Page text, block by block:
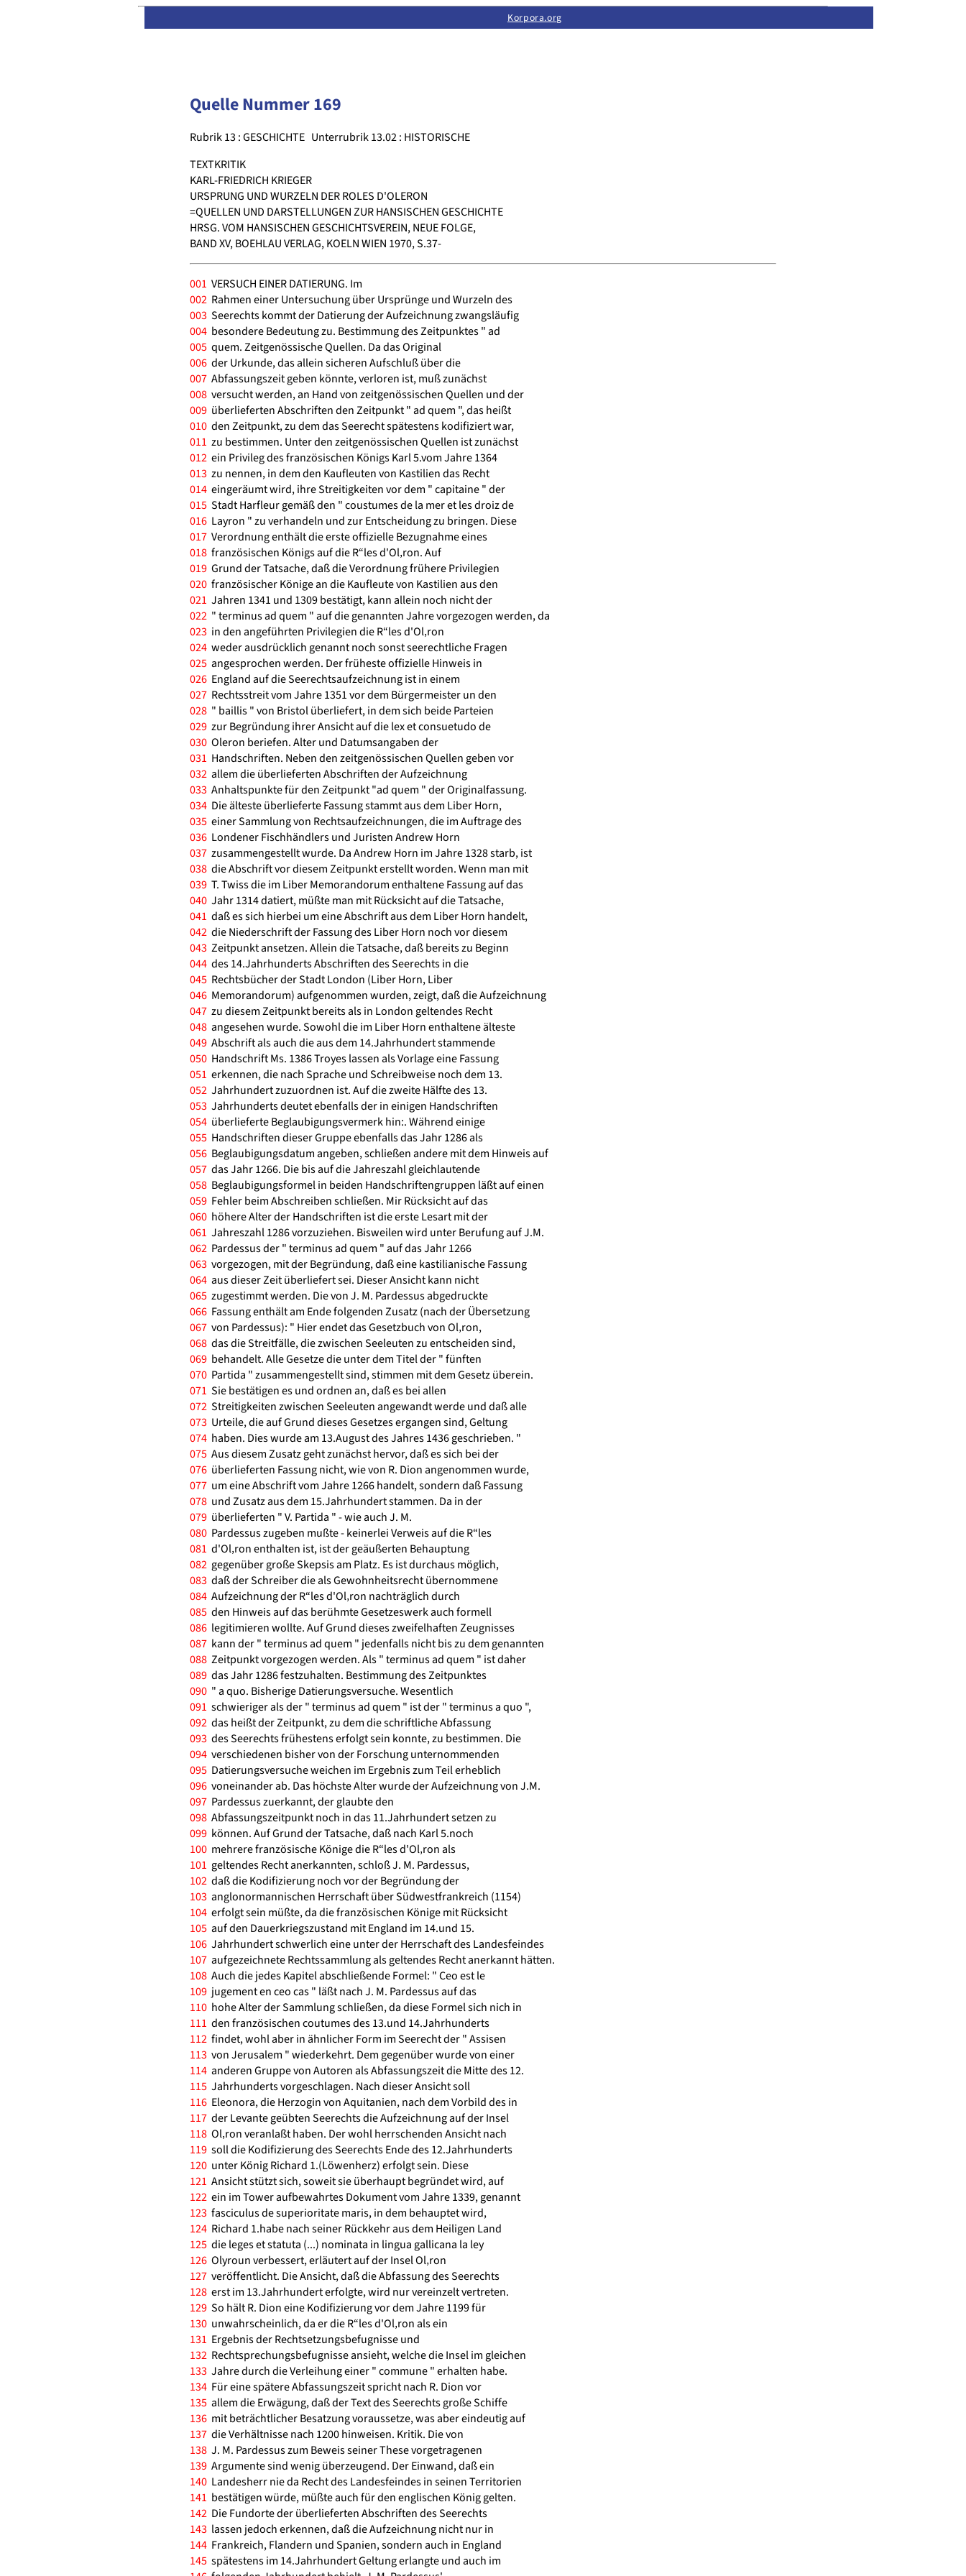
Feedback·Korpora.org
Quelle Nummer 169
Rubrik 13 : GESCHICHTE Unterrubrik 13.02 : HISTORISCHE
TEXTKRITIK
KARL-FRIEDRICH KRIEGER
URSPRUNG UND WURZELN DER ROLES D'OLERON
=QUELLEN UND DARSTELLUNGEN ZUR HANSISCHEN GESCHICHTE
HRSG. VOM HANSISCHEN GESCHICHTSVEREIN, NEUE FOLGE,
BAND XV, BOEHLAU VERLAG, KOELN WIEN 1970, S.37-
001 VERSUCH EINER DATIERUNG. Im
002 Rahmen einer Untersuchung über Ursprünge und Wurzeln des
003 Seerechts kommt der Datierung der Aufzeichnung zwangsläufig
004 besondere Bedeutung zu. Bestimmung des Zeitpunktes " ad
005 quem. Zeitgenössische Quellen. Da das Original
006 der Urkunde, das allein sicheren Aufschluß über die
007 Abfassungszeit geben könnte, verloren ist, muß zunächst
008 versucht werden, an Hand von zeitgenössischen Quellen und der
009 überlieferten Abschriften den Zeitpunkt " ad quem ", das heißt
010 den Zeitpunkt, zu dem das Seerecht spätestens kodifiziert war,
011 zu bestimmen. Unter den zeitgenössischen Quellen ist zunächst
012 ein Privileg des französischen Königs Karl 5.vom Jahre 1364
013 zu nennen, in dem den Kaufleuten von Kastilien das Recht
014 eingeräumt wird, ihre Streitigkeiten vor dem " capitaine " der
015 Stadt Harfleur gemäß den " coustumes de la mer et les droiz de
016 Layron " zu verhandeln und zur Entscheidung zu bringen. Diese
017 Verordnung enthält die erste offizielle Bezugnahme eines
018 französischen Königs auf die R“les d'Ol‚ron. Auf
019 Grund der Tatsache, daß die Verordnung frühere Privilegien
020 französischer Könige an die Kaufleute von Kastilien aus den
021 Jahren 1341 und 1309 bestätigt, kann allein noch nicht der
022 " terminus ad quem " auf die genannten Jahre vorgezogen werden, da
023 in den angeführten Privilegien die R“les d'Ol‚ron
024 weder ausdrücklich genannt noch sonst seerechtliche Fragen
025 angesprochen werden. Der früheste offizielle Hinweis in
026 England auf die Seerechtsaufzeichnung ist in einem
027 Rechtsstreit vom Jahre 1351 vor dem Bürgermeister un den
028 " baillis " von Bristol überliefert, in dem sich beide Parteien
029 zur Begründung ihrer Ansicht auf die lex et consuetudo de
030 Oleron beriefen. Alter und Datumsangaben der
031 Handschriften. Neben den zeitgenössischen Quellen geben vor
032 allem die überlieferten Abschriften der Aufzeichnung
033 Anhaltspunkte für den Zeitpunkt "ad quem " der Originalfassung.
034 Die älteste überlieferte Fassung stammt aus dem Liber Horn,
035 einer Sammlung von Rechtsaufzeichnungen, die im Auftrage des
036 Londener Fischhändlers und Juristen Andrew Horn
037 zusammengestellt wurde. Da Andrew Horn im Jahre 1328 starb, ist
038 die Abschrift vor diesem Zeitpunkt erstellt worden. Wenn man mit
039 T. Twiss die im Liber Memorandorum enthaltene Fassung auf das
040 Jahr 1314 datiert, müßte man mit Rücksicht auf die Tatsache,
041 daß es sich hierbei um eine Abschrift aus dem Liber Horn handelt,
042 die Niederschrift der Fassung des Liber Horn noch vor diesem
043 Zeitpunkt ansetzen. Allein die Tatsache, daß bereits zu Beginn
044 des 14.Jahrhunderts Abschriften des Seerechts in die
045 Rechtsbücher der Stadt London (Liber Horn, Liber
046 Memorandorum) aufgenommen wurden, zeigt, daß die Aufzeichnung
047 zu diesem Zeitpunkt bereits als in London geltendes Recht
048 angesehen wurde. Sowohl die im Liber Horn enthaltene älteste
049 Abschrift als auch die aus dem 14.Jahrhundert stammende
050 Handschrift Ms. 1386 Troyes lassen als Vorlage eine Fassung
051 erkennen, die nach Sprache und Schreibweise noch dem 13.
052 Jahrhundert zuzuordnen ist. Auf die zweite Hälfte des 13.
053 Jahrhunderts deutet ebenfalls der in einigen Handschriften
054 überlieferte Beglaubigungsvermerk hin:. Während einige
055 Handschriften dieser Gruppe ebenfalls das Jahr 1286 als
056 Beglaubigungsdatum angeben, schließen andere mit dem Hinweis auf
057 das Jahr 1266. Die bis auf die Jahreszahl gleichlautende
058 Beglaubigungsformel in beiden Handschriftengruppen läßt auf einen
059 Fehler beim Abschreiben schließen. Mir Rücksicht auf das
060 höhere Alter der Handschriften ist die erste Lesart mit der
061 Jahreszahl 1286 vorzuziehen. Bisweilen wird unter Berufung auf J.M.
062 Pardessus der " terminus ad quem " auf das Jahr 1266
063 vorgezogen, mit der Begründung, daß eine kastilianische Fassung
064 aus dieser Zeit überliefert sei. Dieser Ansicht kann nicht
065 zugestimmt werden. Die von J. M. Pardessus abgedruckte
066 Fassung enthält am Ende folgenden Zusatz (nach der Übersetzung
067 von Pardessus): " Hier endet das Gesetzbuch von Ol‚ron,
068 das die Streitfälle, die zwischen Seeleuten zu entscheiden sind,
069 behandelt. Alle Gesetze die unter dem Titel der " fünften
070 Partida " zusammengestellt sind, stimmen mit dem Gesetz überein.
071 Sie bestätigen es und ordnen an, daß es bei allen
072 Streitigkeiten zwischen Seeleuten angewandt werde und daß alle
073 Urteile, die auf Grund dieses Gesetzes ergangen sind, Geltung
074 haben. Dies wurde am 13.August des Jahres 1436 geschrieben. "
075 Aus diesem Zusatz geht zunächst hervor, daß es sich bei der
076 überlieferten Fassung nicht, wie von R. Dion angenommen wurde,
077 um eine Abschrift vom Jahre 1266 handelt, sondern daß Fassung
078 und Zusatz aus dem 15.Jahrhundert stammen. Da in der
079 überlieferten " V. Partida " - wie auch J. M.
080 Pardessus zugeben mußte - keinerlei Verweis auf die R“les
081 d'Ol‚ron enthalten ist, ist der geäußerten Behauptung
082 gegenüber große Skepsis am Platz. Es ist durchaus möglich,
083 daß der Schreiber die als Gewohnheitsrecht übernommene
084 Aufzeichnung der R“les d'Ol‚ron nachträglich durch
085 den Hinweis auf das berühmte Gesetzeswerk auch formell
086 legitimieren wollte. Auf Grund dieses zweifelhaften Zeugnisses
087 kann der " terminus ad quem " jedenfalls nicht bis zu dem genannten
088 Zeitpunkt vorgezogen werden. Als " terminus ad quem " ist daher
089 das Jahr 1286 festzuhalten. Bestimmung des Zeitpunktes
090 " a quo. Bisherige Datierungsversuche. Wesentlich
091 schwieriger als der " terminus ad quem " ist der " terminus a quo ",
092 das heißt der Zeitpunkt, zu dem die schriftliche Abfassung
093 des Seerechts frühestens erfolgt sein konnte, zu bestimmen. Die
094 verschiedenen bisher von der Forschung unternommenden
095 Datierungsversuche weichen im Ergebnis zum Teil erheblich
096 voneinander ab. Das höchste Alter wurde der Aufzeichnung von J.M.
097 Pardessus zuerkannt, der glaubte den
098 Abfassungszeitpunkt noch in das 11.Jahrhundert setzen zu
099 können. Auf Grund der Tatsache, daß nach Karl 5.noch
100 mehrere französische Könige die R“les d'Ol‚ron als
101 geltendes Recht anerkannten, schloß J. M. Pardessus,
102 daß die Kodifizierung noch vor der Begründung der
103 anglonormannischen Herrschaft über Südwestfrankreich (1154)
104 erfolgt sein müßte, da die französischen Könige mit Rücksicht
105 auf den Dauerkriegszustand mit England im 14.und 15.
106 Jahrhundert schwerlich eine unter der Herrschaft des Landesfeindes
107 aufgezeichnete Rechtssammlung als geltendes Recht anerkannt hätten.
108 Auch die jedes Kapitel abschließende Formel: " Ceo est le
109 jugement en ceo cas " läßt nach J. M. Pardessus auf das
110 hohe Alter der Sammlung schließen, da diese Formel sich nich in
111 den französischen coutumes des 13.und 14.Jahrhunderts
112 findet, wohl aber in ähnlicher Form im Seerecht der " Assisen
113 von Jerusalem " wiederkehrt. Dem gegenüber wurde von einer
114 anderen Gruppe von Autoren als Abfassungszeit die Mitte des 12.
115 Jahrhunderts vorgeschlagen. Nach dieser Ansicht soll
116 Eleonora, die Herzogin von Aquitanien, nach dem Vorbild des in
117 der Levante geübten Seerechts die Aufzeichnung auf der Insel
118 Ol‚ron veranlaßt haben. Der wohl herrschenden Ansicht nach
119 soll die Kodifizierung des Seerechts Ende des 12.Jahrhunderts
120 unter König Richard 1.(Löwenherz) erfolgt sein. Diese
121 Ansicht stützt sich, soweit sie überhaupt begründet wird, auf
122 ein im Tower aufbewahrtes Dokument vom Jahre 1339, genannt
123 fasciculus de superioritate maris, in dem behauptet wird,
124 Richard 1.habe nach seiner Rückkehr aus dem Heiligen Land
125 die leges et statuta (...) nominata in lingua gallicana la ley
126 Olyroun verbessert, erläutert auf der Insel Ol‚ron
127 veröffentlicht. Die Ansicht, daß die Abfassung des Seerechts
128 erst im 13.Jahrhundert erfolgte, wird nur vereinzelt vertreten.
129 So hält R. Dion eine Kodifizierung vor dem Jahre 1199 für
130 unwahrscheinlich, da er die R“les d'Ol‚ron als ein
131 Ergebnis der Rechtsetzungsbefugnisse und
132 Rechtsprechungsbefugnisse ansieht, welche die Insel im gleichen
133 Jahre durch die Verleihung einer " commune " erhalten habe.
134 Für eine spätere Abfassungszeit spricht nach R. Dion vor
135 allem die Erwägung, daß der Text des Seerechts große Schiffe
136 mit beträchtlicher Besatzung voraussetze, was aber eindeutig auf
137 die Verhältnisse nach 1200 hinweisen. Kritik. Die von
138 J. M. Pardessus zum Beweis seiner These vorgetragenen
139 Argumente sind wenig überzeugend. Der Einwand, daß ein
140 Landesherr nie da Recht des Landesfeindes in seinen Territorien
141 bestätigen würde, müßte auch für den englischen König gelten.
142 Die Fundorte der überlieferten Abschriften des Seerechts
143 lassen jedoch erkennen, daß die Aufzeichnung nicht nur in
144 Frankreich, Flandern und Spanien, sondern auch in England
145 spätestens im 14.Jahrhundert Geltung erlangte und auch im
Korpora.org